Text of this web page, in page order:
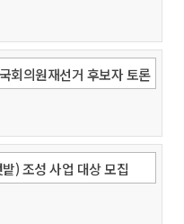
회의원재선거 후보자 토론
최 안
) 조성 사업 대상 모집